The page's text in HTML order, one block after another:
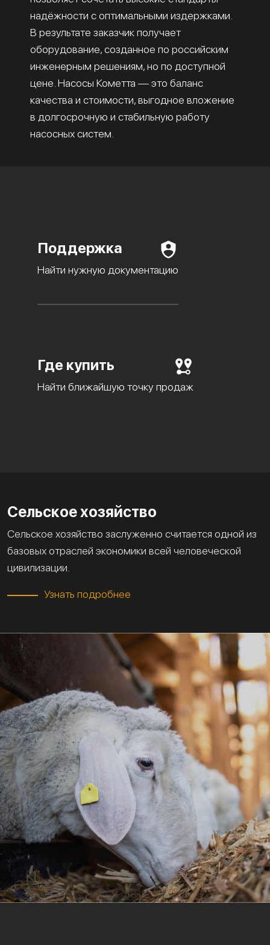
надёжности с оптимальными издержками.
В результате заказчик получает
оборудование, созданное по российским
инженерным решениям, но по доступной
цене. Насосы Кометта — это баланс
качества и стоимости, выгодное вложение
в долгосрочную и стабильную работу
насосных систем.
Поддержка
Найти нужную документацию
Где купить
Найти ближайшую точку продаж
Сельское хозяйство
Сельское хозяйство заслуженно считается одной из
базовых отраслей экономики всей человеческой
цивилизации.
Узнать подробнее